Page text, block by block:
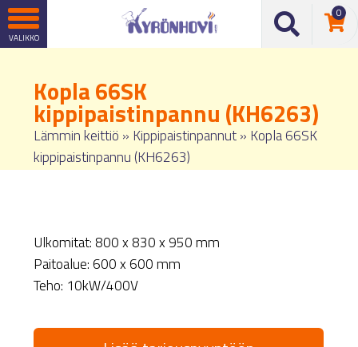
0
Kopla 66SK
kippipaistinpannu (KH6263)
Lämmin keittiö » Kippipaistinpannut» Kopla 66SK
kippipaistinpannu (KH6263)
Ulkomitat: 800 x 830 x 950 mm
Paitoalue: 600 x 600 mm
Teho: 10kW/400V